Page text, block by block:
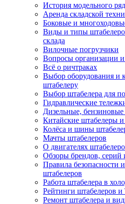
История модельного
Аренда складской
Боковые и
Виды и типы
склада
Вилочные погрузчики
Вопросы организации и
Всё о ричтраках
Выбор оборудования и
штабелеру
Выбор штабелера для
Гидравлические
Дизельные, бензиновые
Китайские штабелеры и
Колёса и шины
Мачты штабелеров
О двигателях
Обзоры брендов, серий
Правила безопасности
штабелеров
Работа штабелера в
Рейтинги штабелеров
Ремонт штабелера и